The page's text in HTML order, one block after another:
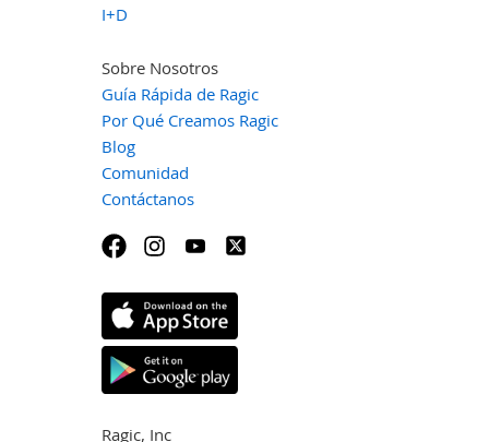
I+D
Sobre Nosotros
Guía Rápida de Ragic
Por Qué Creamos Ragic
Blog
Comunidad
Contáctanos
Ragic, Inc